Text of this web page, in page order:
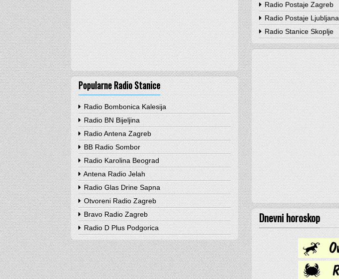
Radio Postaje Zagreb
Radio Postaje Ljubljana
Radio Stanice Skoplje
Dnevni horoskop
Popularne Radio Stanice
Radio Bombonica Kalesija
Radio BN Bijeljina
Radio Antena Zagreb
BB Radio Sombor
Radio Karolina Beograd
Antena Radio Jelah
Radio Glas Drine Sapna
Otvoreni Radio Zagreb
Bravo Radio Zagreb
Radio D Plus Podgorica